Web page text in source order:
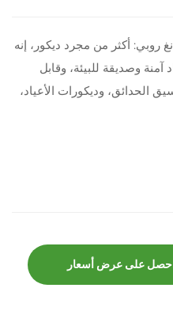
أكثر من مجرد ديكور، إنه
وصديقة للبيئة، وقابل
الحدائق، وديكورات الأعياد،
احصل على عرض أسعار